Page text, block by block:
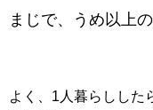
まじで、うめ以上
よく、1人暮らしした